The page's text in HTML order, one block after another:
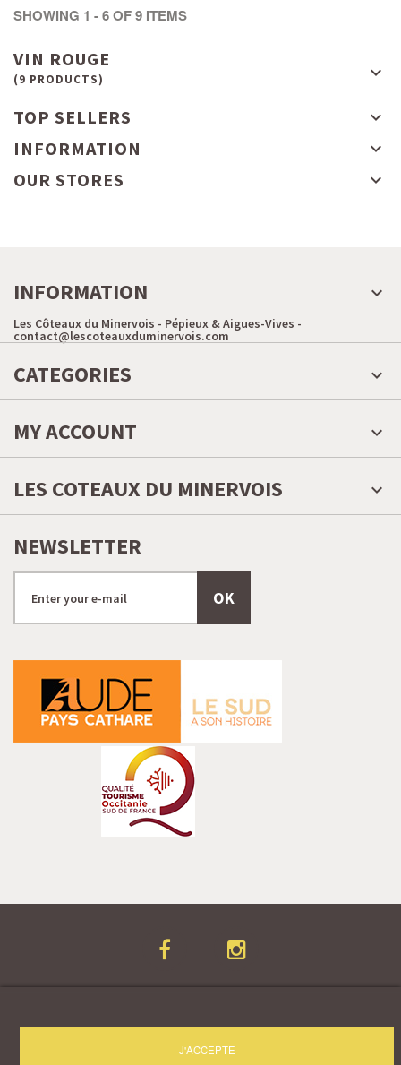
J'ACCEPTE
SHOWING 1 - 6 OF 9 ITEMS
VIN ROUGE
(9 PRODUCTS)
TOP SELLERS
INFORMATION
OUR STORES
INFORMATION
Les Côteaux du Minervois - Pépieux & Aigues-Vives -
contact@lescoteauxduminervois.com
CATEGORIES
MY ACCOUNT
LES COTEAUX DU MINERVOIS
NEWSLETTER
OK